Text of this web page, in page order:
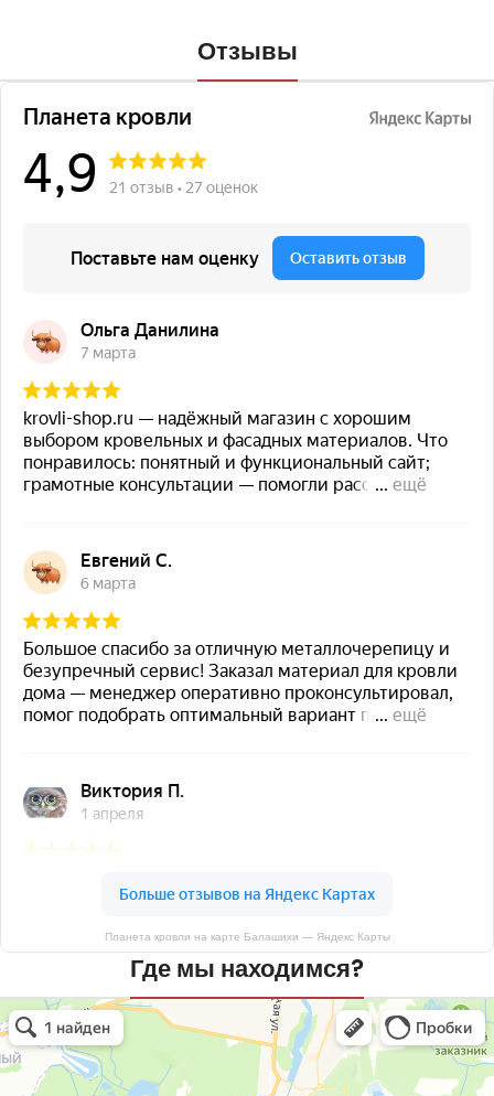
Отзывы
Планета кровли на карте Балашихи — Яндекс Карты
Где мы находимся?
Планета кровли
Кровля и кровельные материалы в Балашихе
Окна в Балашихе